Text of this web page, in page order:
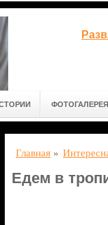
ФОТОГАЛЕРЕЯ
Главная »
Едем в